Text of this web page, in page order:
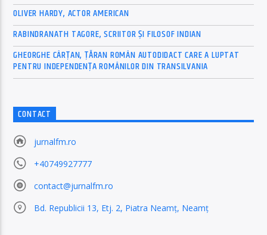
OLIVER HARDY, ACTOR AMERICAN
RABINDRANATH TAGORE, SCRIITOR ȘI FILOSOF INDIAN
GHEORGHE CÂRȚAN, ŢĂRAN ROMÂN AUTODIDACT CARE A LUPTAT
PENTRU INDEPENDENȚA ROMÂNILOR DIN TRANSILVANIA
CONTACT
jurnalfm.ro
+40749927777
contact@jurnalfm.ro
Bd. Republicii 13, Etj. 2, Piatra Neamț, Neamț